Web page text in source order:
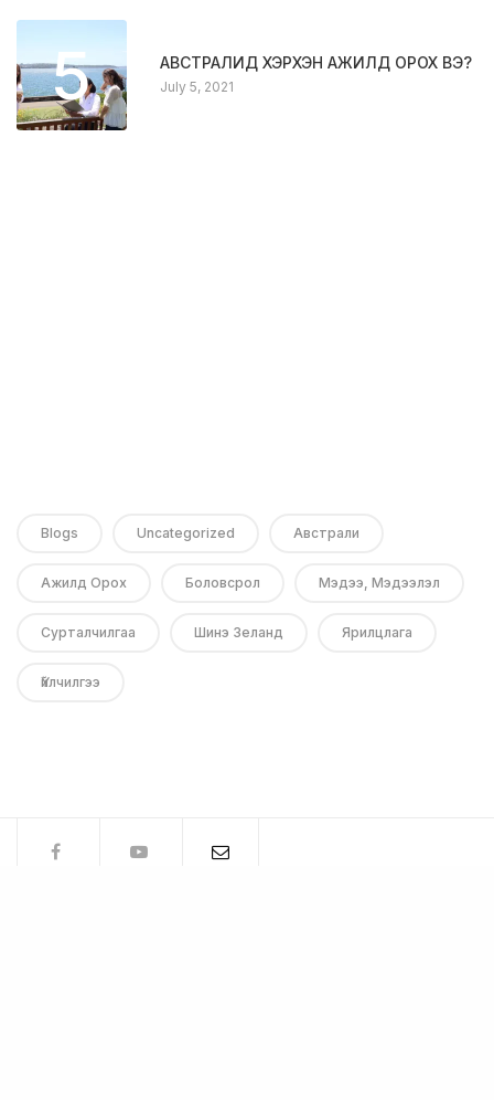
5 АВСТРАЛИД ХЭРХЭН АЖИЛД ОРОХ ВЭ?
July 5, 2021
Blogs Uncategorized Австрали
Ажилд Орох Боловсрол Мэдээ, Мэдээлэл
Сурталчилгаа Шинэ Зеланд Ярилцлага
Үйлчилгээ